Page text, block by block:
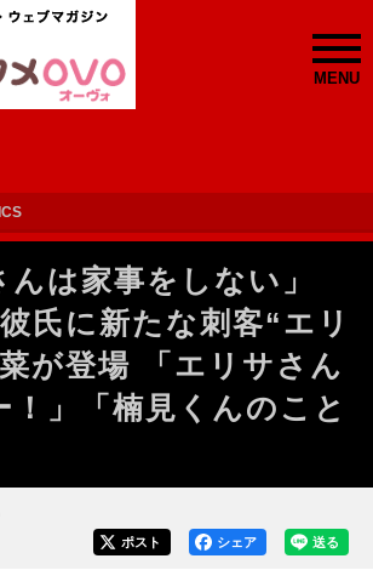
MENU
んは家事をしない」
氏に新たな刺客“エリ
が登場 「エリサさん
！」「楠見くんのこと
送る
シェア
ポスト